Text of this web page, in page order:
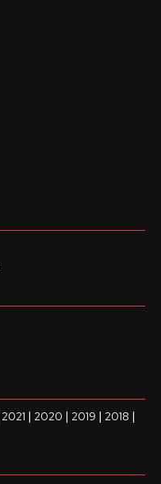
2021 | 2020 | 2019 | 2018 |